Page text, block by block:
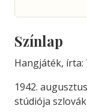
Színlap
Hangjáték, írta:
1942.
stúdiója